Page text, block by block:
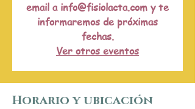
email a info@fisiolacta.com y te
informaremos de próximas
fechas.
Ver otros eventos
Horario y ubicación